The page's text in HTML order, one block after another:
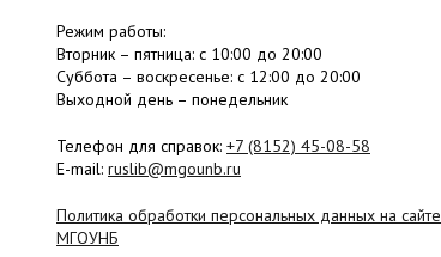
Режим работы:
Вторник – пятница: с 10:00 до 20:00
Суббота – воскресенье: c 12:00 до 20:00
Выходной день – понедельник
Телефон для справок: +7 (8152) 45-08-58
E-mail: ruslib@mgounb.ru
Политика обработки персональных данных на сайте
МГОУНБ